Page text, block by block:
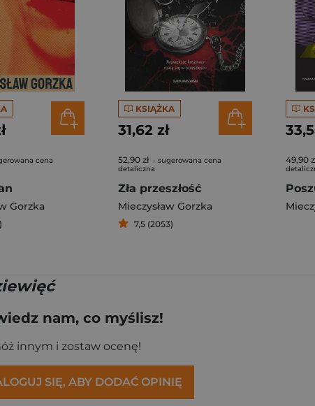
cena
Gorzka
KSIĄŻKA
31,62 zł
52,90 zł - sugerowana cena
detaliczna
Zła przeszłość
Mieczysław Gorzka
7,5 (2053)
49,90
nam, co myślisz!
innym i zostaw ocenę!
SIĘ, ABY DODAĆ OPINIĘ